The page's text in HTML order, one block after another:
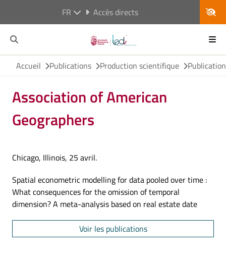
FR Accès directs
Accueil Publications Production scientifique
Association of American
Geographers
Chicago, Illinois, 25 avril.
Spatial econometric modelling for data pooled over time :
What consequences for the omission of temporal
dimension? A meta-analysis based on real estate date
Voir les publications